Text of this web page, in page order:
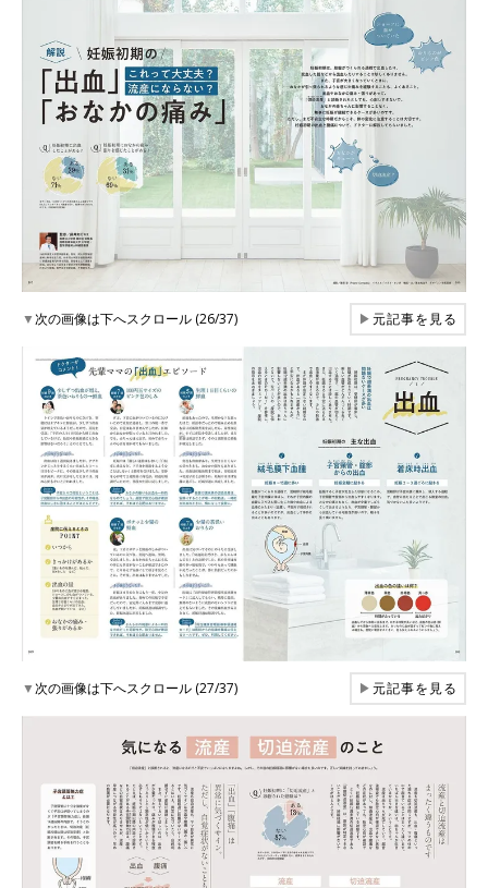
▼次の画像は下へスクロール (26/37) ▶元記事を見る
▼次の画像は下へスクロール (27/37) ▶元記事を見る